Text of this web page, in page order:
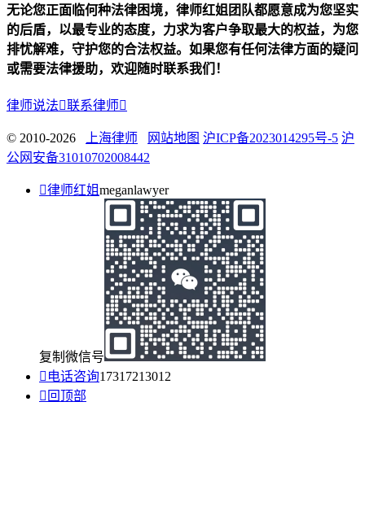
无论您正面临何种法律困境，律师红姐团队都愿意成为您坚实
的后盾，以最专业的态度，力求为客户争取最大的权益，为您
排忧解难，守护您的合法权益。如果您有任何法律方面的疑问
或需要法律援助，欢迎随时联系我们！
律师说法联系律师
© 2010-2026 上海律师 网站地图 沪ICP备2023014295号-5 沪
公网安备31010702008442
律师红姐meganlawyer
复制微信号
 电话咨询17317213012
 回顶部